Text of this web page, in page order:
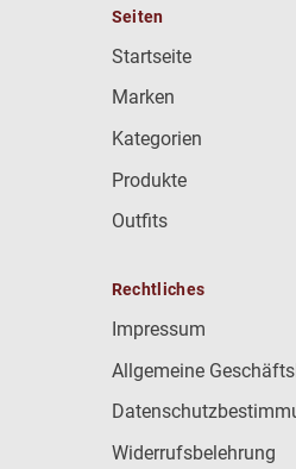
Seiten
Startseite
Marken
Kategorien
Produkte
Outfits
Rechtliches
Impressum
Allgemeine
Widerrufsbelehrung